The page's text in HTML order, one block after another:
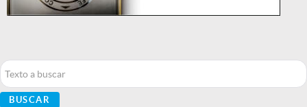
Buscar...
BUSCAR